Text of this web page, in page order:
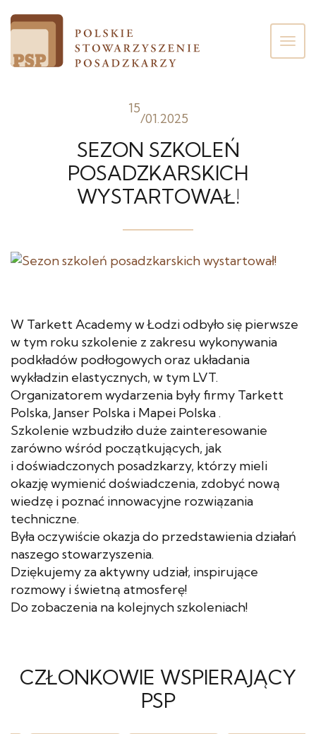
15
/01.2025
SEZON SZKOLEŃ
POSADZKARSKICH
WYSTARTOWAŁ!
W Tarkett Academy w Łodzi odbyło się pierwsze
w tym roku szkolenie z zakresu wykonywania
podkładów podłogowych oraz układania
wykładzin elastycznych, w tym LVT.
Organizatorem wydarzenia były firmy Tarkett
Polska, Janser Polska i Mapei Polska .
Szkolenie wzbudziło duże zainteresowanie
zarówno wśród początkujących, jak
i doświadczonych posadzkarzy, którzy mieli
okazję wymienić doświadczenia, zdobyć nową
wiedzę i poznać innowacyjne rozwiązania
techniczne.
Była oczywiście okazja do przedstawienia działań
naszego stowarzyszenia.
Dziękujemy za aktywny udział, inspirujące
rozmowy i świetną atmosferę!
Do zobaczenia na kolejnych szkoleniach!
CZŁONKOWIE WSPIERAJĄCY
PSP